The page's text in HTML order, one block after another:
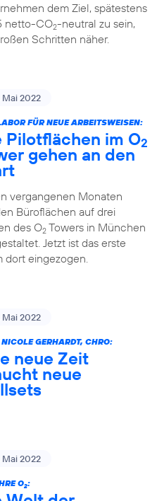
dem Ziel, spätestens
netto-CO2-neutral zu sein,
Schritten näher.
Mai 2022
FÜR NEUE ARBEITSWEISEN:
Pilotflächen im O2
gehen an den
vergangenen Monaten
Büroflächen auf drei
des O2Towers in München
Jetzt ist das erste
dort eingezogen.
Mai 2022
GERHARDT, CHRO:
neue Zeit
neue
Mai 2022
O2: